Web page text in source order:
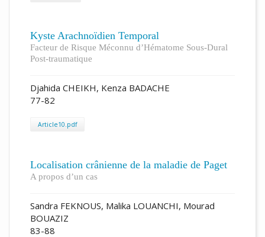
Kyste Arachnoïdien Temporal
Facteur de Risque Méconnu d’Hématome Sous-Dural
Post-traumatique
Djahida CHEIKH, Kenza BADACHE
77-82
Article10.pdf
Localisation crânienne de la maladie de Paget
A propos d’un cas
Sandra FEKNOUS, Malika LOUANCHI, Mourad
BOUAZIZ
83-88